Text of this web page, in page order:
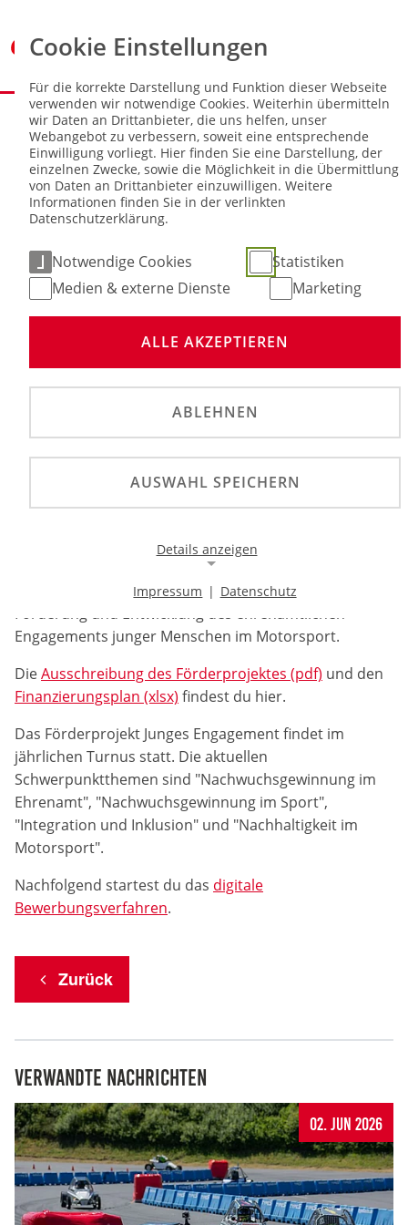
Sie sind hier: NEWS
Förderprojekt Junges Engagement
02. Dez 2024
unterstützten wir die Jugendorganisationen der
Landesmotorsportfachverbände bei der Umsetzung
verschiedener Projekte und Maßnahmen zur
Förderung und Entwicklung des ehrenamtlichen
Engagements junger Menschen im Motorsport.
DieAusschreibung des Förderprojektes (pdf) und den
Finanzierungsplan (xlsx) findest du hier.
Das Förderprojekt Junges Engagement findet im
jährlichen Turnus statt. Die aktuellen
Schwerpunktthemen sind "Nachwuchsgewinnung im
Ehrenamt", "Nachwuchsgewinnung im Sport",
"Integration und Inklusion" und "Nachhaltigkeit im
Motorsport".
Nachfolgend startest du das digitale
Bewerbungsverfahren.
Zurück
Verwandte Nachrichten
02. Jun 2026
Cookie Einstellungen
Für die korrekte Darstellung und Funktion dieser Webseite
verwenden wir notwendige Cookies. Weiterhin übermitteln
wir Daten an Drittanbieter, die uns helfen, unser
Webangebot zu verbessern, soweit eine entsprechende
Einwilligung vorliegt. Hier finden Sie eine Darstellung, der
einzelnen Zwecke, sowie die Möglichkeit in die Übermittlung
von Daten an Drittanbieter einzuwilligen. Weitere
Informationen finden Sie in der verlinkten
Datenschutzerklärung.
Notwendige Cookies
Statistiken
Medien & externe Dienste
Marketing
ALLE AKZEPTIEREN
ABLEHNEN
AUSWAHL SPEICHERN
Details anzeigen
Notwendige Cookies ermöglichen die Kernfunktionalität
einer Website. Sie helfen dabei, die Website nutzbar zu
machen, indem sie grundlegende Funktionen
ermöglichen. Ohne diese Cookies kann die Website nicht
richtig funktionieren.
Background Image
Name:
gw-cookie-bgimage
Anbieter:
Zweck:
verwendeten Hintergrundbildern der Website.
Cookie Laufzeit:
Cookie Consent
Name:
cookie_consent
Anbieter:
DMSB
Impressum | Datenschutz